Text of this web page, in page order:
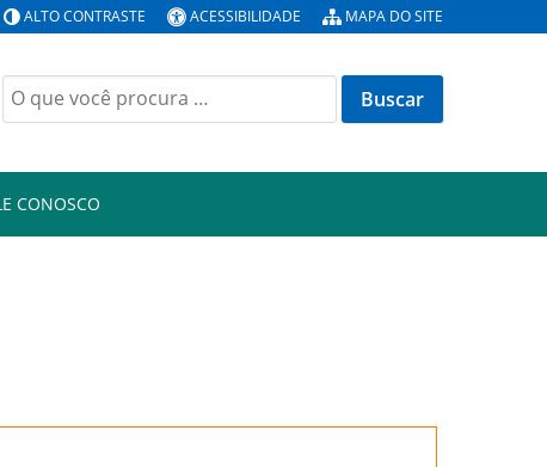
ALTO CONTRASTE ACESSIBILIDADE MAPA DO SITE
CONOSCO